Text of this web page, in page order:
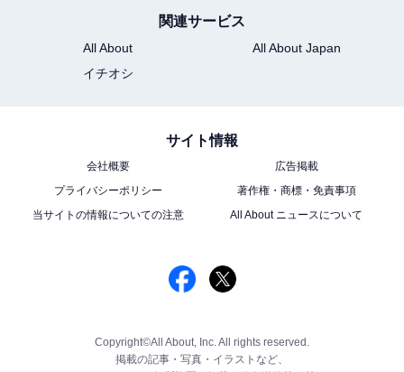
関連サービス
All About
All About Japan
イチオシ
サイト情報
会社概要
広告掲載
プライバシーポリシー
著作権・商標・免責事項
当サイトの情報についての注意
All About ニュースについて
Copyright©All About, Inc. All rights reserved.
掲載の記事・写真・イラストなど、